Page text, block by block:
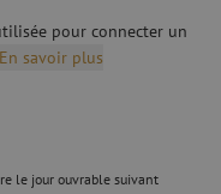
pour connecter un
En savoir plus
le jour ouvrable suivant